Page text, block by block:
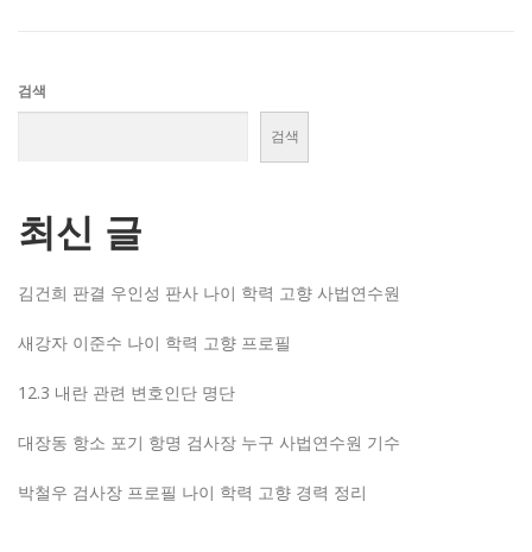
검색
검색
최신 글
김건희 판결 우인성 판사 나이 학력 고향 사법연수원
새강자 이준수 나이 학력 고향 프로필
12.3 내란 관련 변호인단 명단
대장동 항소 포기 항명 검사장 누구 사법연수원 기수
박철우 검사장 프로필 나이 학력 고향 경력 정리